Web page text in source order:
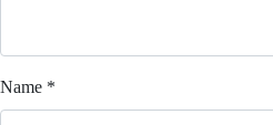
Name *